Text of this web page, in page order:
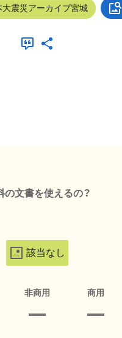
大震災アーカイブ宮城
文書を使えるの？
該当なし
非商用 商用